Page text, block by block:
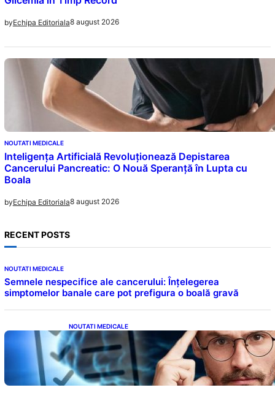
byEchipa Editoriala8 august 2026
NOUTATI MEDICALE
Inteligența Artificială Revoluționează Depistarea
Cancerului Pancreatic: O Nouă Speranță în Lupta cu
Boala
byEchipa Editoriala8 august 2026
RECENT POSTS
NOUTATI MEDICALE
Semnele nespecifice ale cancerului: Înțelegerea
simptomelor banale care pot prefigura o boală gravă
NOUTATI MEDICALE
Inteligența dincolo de note: Semnele unui IQ
ridicat care nu țin de școală